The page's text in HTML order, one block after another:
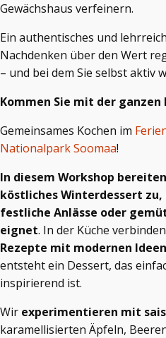
Gewächshaus verfeinern.
Ein authentisches und
Nachdenken über den Wert
– und bei dem Sie selbst aktiv
Kommen Sie mit der ganzen
Gemeinsames Kochen im
Nationalpark Soomaa!
In diesem Workshop
köstliches Winterdessert
festliche Anlässe oder
eignet. In der Küche
Rezepte mit modernen
entsteht ein Dessert, das
inspirierend ist.
Wir experimentieren mit
karamellisierten Äpfeln,